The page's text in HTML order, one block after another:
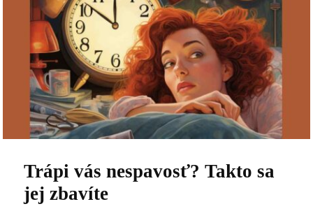
Trápi vás nespavosť? Takto sa
jej zbavíte